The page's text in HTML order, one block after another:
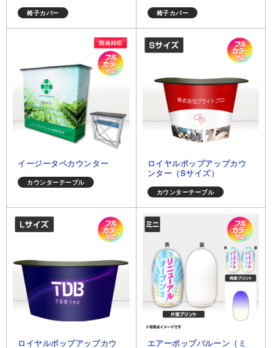
椅子カバー 椅子カバー
イージータペカウンター
カウンターテーブル
ロイヤルポップアップカウ
ンター（Sサイズ）
カウンターテーブル
ロイヤルポップアップカウ
エアーポップバルーン（ミ